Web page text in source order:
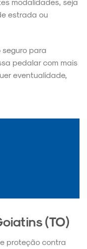
estrada ou
seguro para
pedalar com mais
eventualidade,
(TO)
proteção contra